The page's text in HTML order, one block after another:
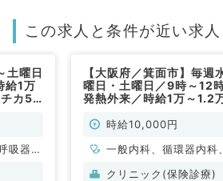
この求人と条件が近い求人
土曜日
給1万
カ5
吸器内
【大阪府／箕面市】毎週
曜日・土曜日／9時～12
発熱外来／時給1万～1.2
ックです（内科系／非常
時給10,000円
一般内科、循環器内科
科、消化器内科、内分
クリニック(保険診療)